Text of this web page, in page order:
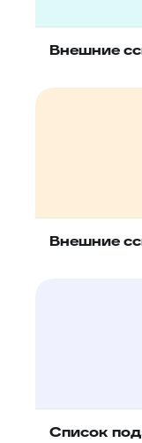
Внешние
Внешние
Список